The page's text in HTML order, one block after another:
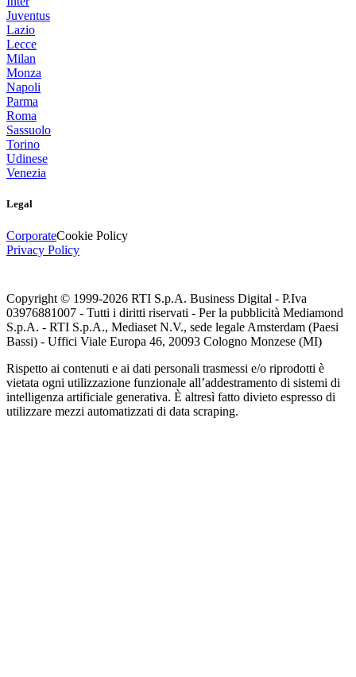
Juventus
Lazio
Lecce
Milan
Monza
Napoli
Parma
Roma
Sassuolo
Torino
Udinese
Venezia
Legal
CorporateCookie Policy
Privacy Policy
Copyright © 1999-2026 RTI S.p.A. Business Digital - P.Iva
03976881007 - Tutti i diritti riservati - Per la pubblicità Mediamond
S.p.A. - RTI S.p.A., Mediaset N.V., sede legale Amsterdam (Paesi
Bassi) - Uffici Viale Europa 46, 20093 Cologno Monzese (MI)
Rispetto ai contenuti e ai dati personali trasmessi e/o riprodotti è
vietata ogni utilizzazione funzionale all’addestramento di sistemi di
intelligenza artificiale generativa. È altresì fatto divieto espresso di
utilizzare mezzi automatizzati di data scraping.